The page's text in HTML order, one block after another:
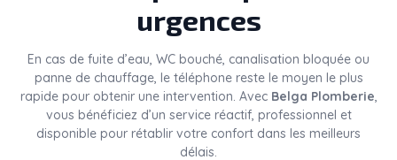
urgences
En cas de fuite d’eau, WC bouché, canalisation bloquée ou
panne de chauffage, le téléphone reste le moyen le plus
rapide pour obtenir une intervention. Avec Belga Plomberie,
vous bénéficiez d’un service réactif, professionnel et
disponible pour rétablir votre confort dans les meilleurs
délais.